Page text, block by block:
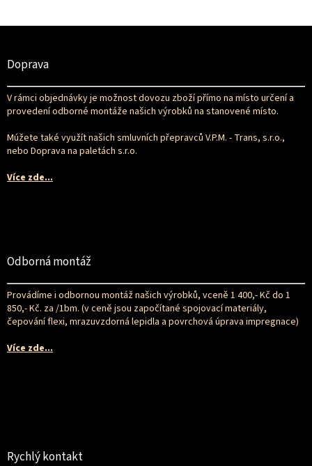
Doprava
V rámci objednávky je možnost dovozu zboží přímo na místo určení a
provedení odborné montáže našich výrobků na stanovené místo.
Múžete také využít našich smluvních přepravců V.P.M. - Trans, s.r.o.,
nebo Doprava na paletách s.r.o.
Více zde...
Odborná montáž
Provádíme i odbornou montáž našich výrobků, vceně 1 400,- Kč do 1
850,- Kč. za /1bm. (v ceně jsou započítané spojovací materiály,
čepování flexi, mrazuvzdorná lepidla a povrchová úprava impregnace)
Více zde...
Rychlý kontakt